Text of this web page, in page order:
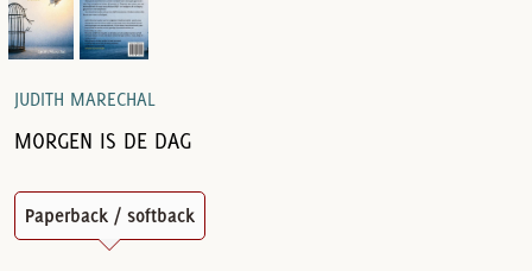
JUDITH MARECHAL
MORGEN IS DE DAG
Paperback / softback